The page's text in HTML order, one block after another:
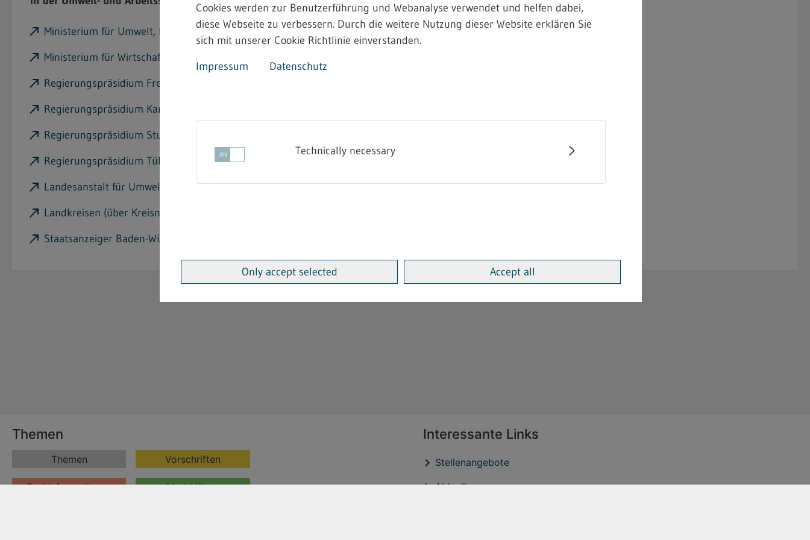
Ministerium für Umwelt, Klima und Energiewirtschaft Baden-Württemberg
Ministerium für Wirtschaft, Arbeit und Tourismus Baden-Württemberg
Regierungspräsidium Freiburg
Regierungspräsidium Karlsruhe
Regierungspräsidium Stuttgart
Regierungspräsidium Tübingen
Landesanstalt für Umwelt Baden Württemberg
Landkreisen (über Kreisnavigator)
Staatsanzeiger Baden-Württemberg (eStellen - Karriereportal für die Verwaltung)
Cookies werden zur Benutzerführung und Webanalyse verwendet und helfen dabei,
diese Webseite zu verbessern. Durch die weitere Nutzung dieser Website erklären Sie
sich mit unserer Cookie Richtlinie einverstanden.
Impressum
Datenschutz
Technically necessary
Only accept selected Accept all
Themen
Themen Vorschriften
Fachinformationen Merkblätter
Interessante Links
Stellenangebote
Aktuelles